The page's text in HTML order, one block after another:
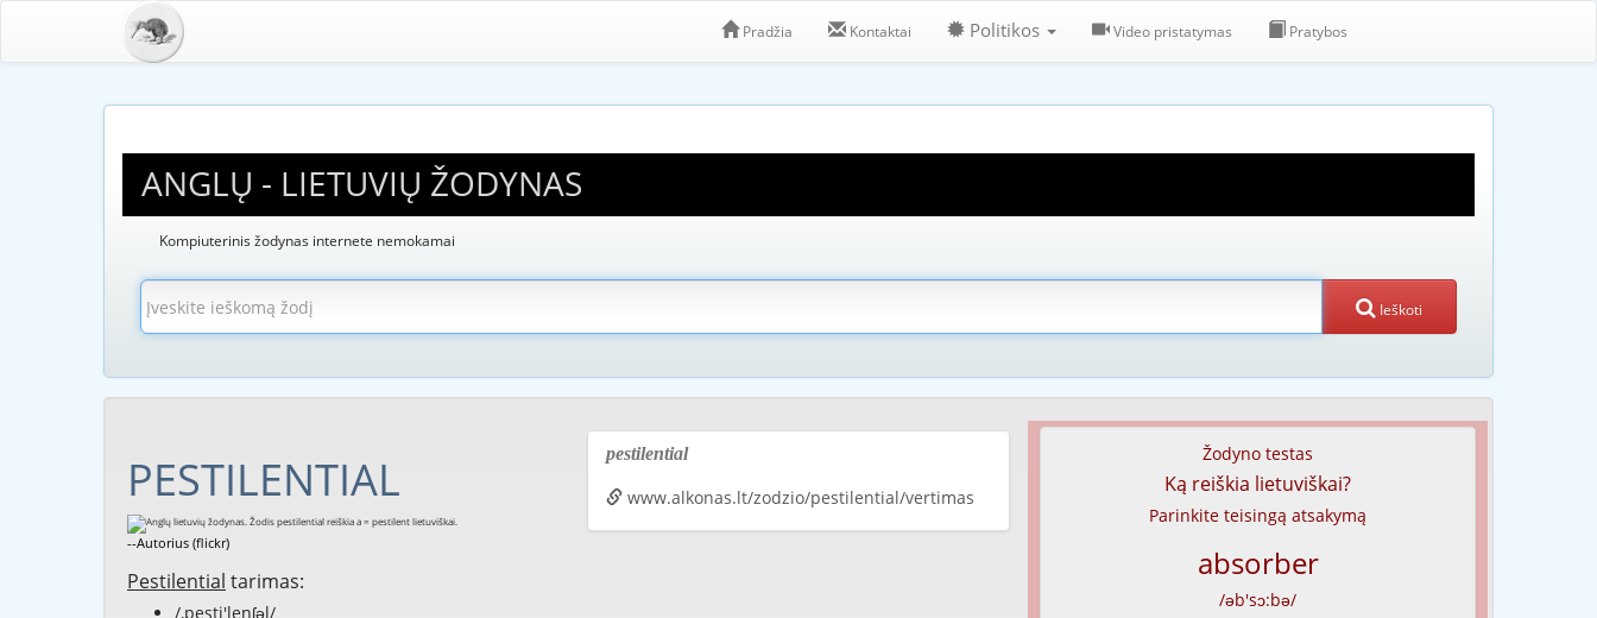
Pradžia Kontaktai Politikos Video pristatymas Pratybos
ANGLŲ - LIETUVIŲ ŽODYNAS
Kompiuterinis žodynas internete nemokamai
Ieškoti
PESTILENTIAL
--Autorius (flickr)
Pestilential tarimas:
/,pesti'lenʃəl/
pestilential
www.alkonas.lt/zodzio/pestilential/vertimas
Žodyno testas
Ką reiškia lietuviškai?
Parinkite teisingą atsakymą
absorber
/əb'sɔ:bə/